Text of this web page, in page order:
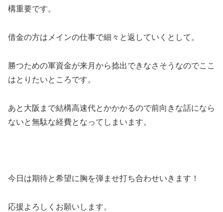
構重要です。
借金の方はメインの仕事で細々と返していくとして。
勝つための軍資金が来月から捻出できなさそうなのでここ
はとりたいところです。
あと大阪まで結構高速代とかかかるので前向きな話になら
ないと無駄な経費となってしまいます。
今日は期待と希望に胸を弾ませ打ち合わせいきます！
応援よろしくお願いします。